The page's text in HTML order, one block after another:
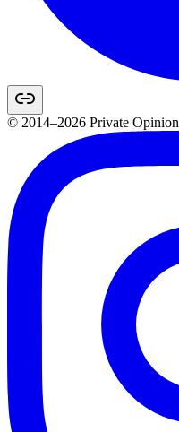
© 2014–2026 Private Opinion